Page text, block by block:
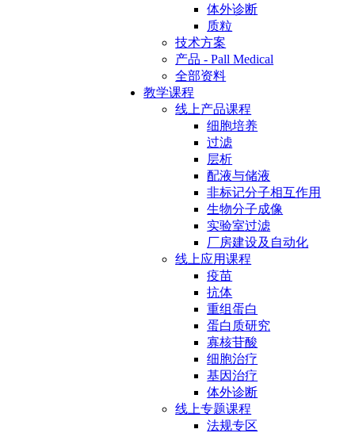
体外诊断
质粒
技术方案
产品 - Pall Medical
全部资料
教学课程
线上产品课程
细胞培养
过滤
层析
配液与储液
非标记分子相互作用
生物分子成像
实验室过滤
厂房建设及自动化
线上应用课程
疫苗
抗体
重组蛋白
蛋白质研究
寡核苷酸
细胞治疗
基因治疗
体外诊断
线上专题课程
法规专区